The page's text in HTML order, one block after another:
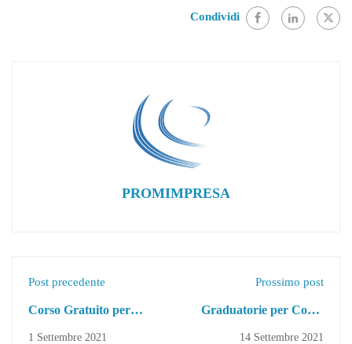
Condividi
PROMIMPRESA
Post precedente
Corso Gratuito per
1 Settembre 2021
Prossimo post
Graduatorie per Corso
14 Settembre 2021